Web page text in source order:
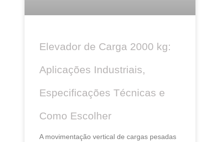
Elevador de Carga 2000 kg:
Aplicações Industriais,
Especificações Técnicas e
Como Escolher
A movimentação vertical de cargas pesadas